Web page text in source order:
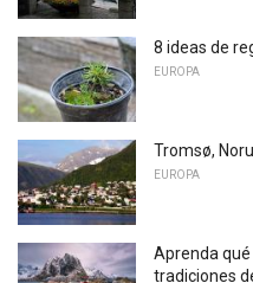
8 ideas de
EUROPA
Tromsø,
EUROPA
Aprenda
tradiciones